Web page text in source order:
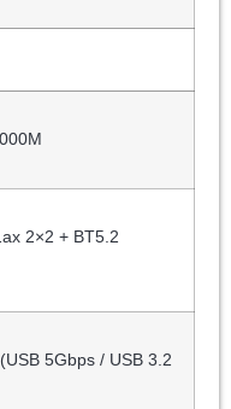
2×2 + BT5.2
5Gbps / USB 3.2